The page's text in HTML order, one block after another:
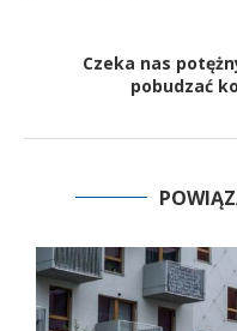
Czeka nas
pobudzać